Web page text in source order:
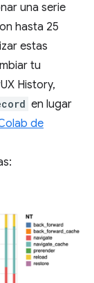
una serie
hasta 25
estas
tu
History,
en lugar
de